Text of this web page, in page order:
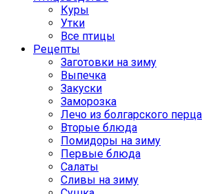
Куры
Утки
Все птицы
Рецепты
Заготовки на зиму
Выпечка
Закуски
Заморозка
Лечо из болгарского перца
Вторые блюда
Помидоры на зиму
Первые блюда
Салаты
Сливы на зиму